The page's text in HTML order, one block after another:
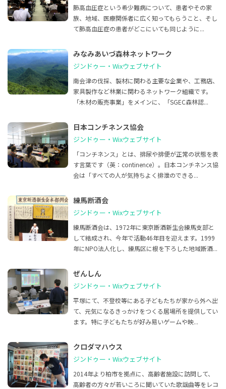
肺高血圧症という希少難病について、患者やその家
族、地域、医療関係者に広く知ってもらうこと、そし
て肺高血圧症の患者がどこにいても同じように...
みなみあいづ森林ネットワーク
ジンドゥー・Wixウェブサイト
南会津の伐採、製材に関わる主要な企業や、工務店、
家具製作など林業に関わるネットワーク組織です。
「木材の販売事業」をメインに、「SGEC森林認...
日本コンチネンス協会
ジンドゥー・Wixウェブサイト
「コンチネンス」とは、排尿や排便が正常の状態を表
す言葉です（英：continence）。日本コンチネンス協
会は「すべての人が気持ちよく排泄のできる...
練馬断酒会
ジンドゥー・Wixウェブサイト
練馬断酒会は、1972年に東京断酒新生会練馬支部と
して結成され、今年で活動46年目を迎えます。1999
年にNPO法人化し、練馬区に根を下ろした地域断酒...
ぜんしん
ジンドゥー・Wixウェブサイト
平塚にて、不登校等にある子どもたちが家から外へ出
て、元気になるきっかけをつくる居場所を提供してい
ます。特に子どもたちが好み易いゲームや映...
クロダマハウス
ジンドゥー・Wixウェブサイト
2014年より柏市を拠点に、高齢者施設に訪問して、
高齢者の方々が若いころに聞いていた歌謡曲等をレコ